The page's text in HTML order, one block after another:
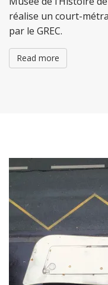
réalise un court-
par le GREC.
Read more